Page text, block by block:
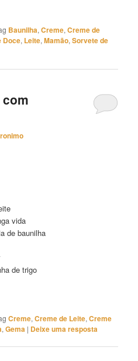
Baunilha,Creme,Creme de
Doce, Leite,Mamão,Sorvete de
com
vida
de baunilha
de trigo
Creme,Creme de Leite,Creme
,Gema | Deixe uma resposta